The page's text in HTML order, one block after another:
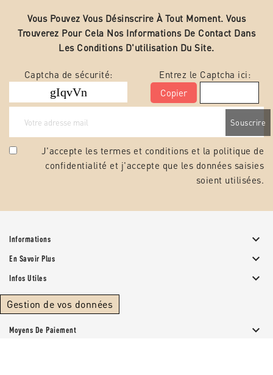
Vous Pouvez Vous Désinscrire À Tout Moment. Vous
Trouverez Pour Cela Nos Informations De Contact Dans
Les Conditions D'utilisation Du Site.
Captcha de sécurité:
Entrez le Captcha ici:
Copier
J'accepte les termes et conditions et la politique de
confidentialité et j'accepte que les données saisies
soient utilisées.
Informations 
En Savoir Plus 
Infos Utiles 
Gestion de vos données
Moyens De Paiement 